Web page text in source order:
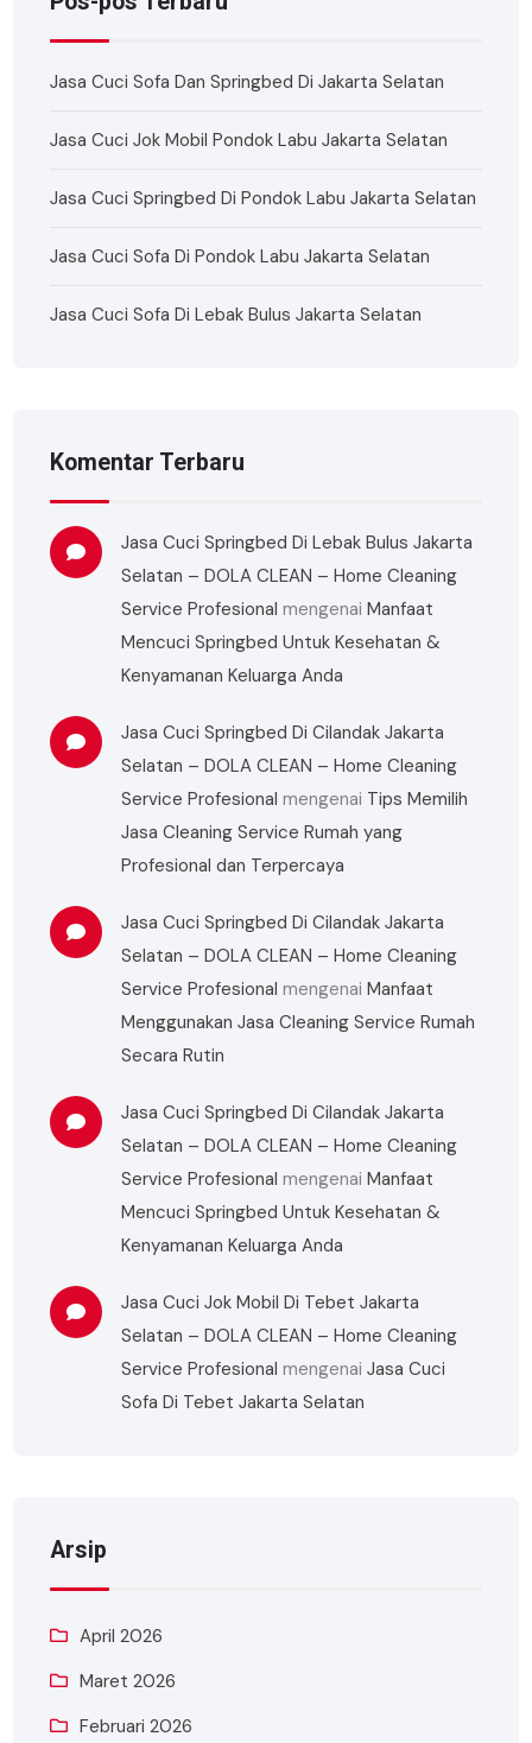
Jasa Cuci Sofa Dan Springbed Di Jakarta Selatan
Jasa Cuci Jok Mobil Pondok Labu Jakarta Selatan
Jasa Cuci Springbed Di Pondok Labu Jakarta Selatan
Jasa Cuci Sofa Di Pondok Labu Jakarta Selatan
Jasa Cuci Sofa Di Lebak Bulus Jakarta Selatan
Komentar Terbaru
Jasa Cuci Springbed Di Lebak Bulus Jakarta
Selatan – DOLA CLEAN – Home Cleaning
Service Profesional mengenaiManfaat
Mencuci Springbed Untuk Kesehatan &
Kenyamanan Keluarga Anda
Jasa Cuci Springbed Di Cilandak Jakarta
Selatan – DOLA CLEAN – Home Cleaning
Service Profesional mengenai Tips Memilih
Jasa Cleaning Service Rumah yang
Profesional dan Terpercaya
Jasa Cuci Springbed Di Cilandak Jakarta
Selatan – DOLA CLEAN – Home Cleaning
Service Profesional mengenaiManfaat
Menggunakan Jasa Cleaning Service Rumah
Secara Rutin
Jasa Cuci Springbed Di Cilandak Jakarta
Selatan – DOLA CLEAN – Home Cleaning
Service Profesional mengenaiManfaat
Mencuci Springbed Untuk Kesehatan &
Kenyamanan Keluarga Anda
Jasa Cuci Jok Mobil Di Tebet Jakarta
Selatan – DOLA CLEAN – Home Cleaning
Service Profesional mengenaiJasa Cuci
Sofa Di Tebet Jakarta Selatan
Arsip
April 2026
Maret 2026
Februari 2026